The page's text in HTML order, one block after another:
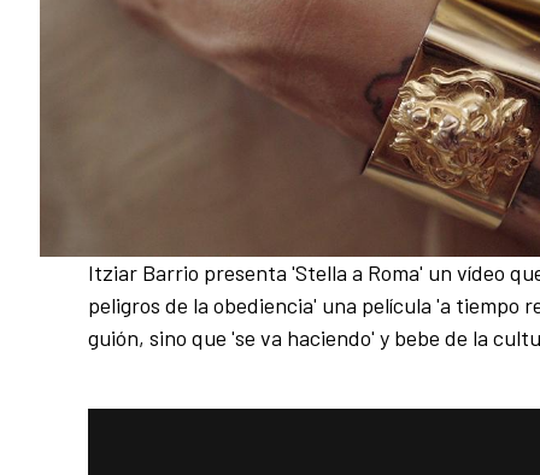
Itziar Barrio presenta 'Stella a Roma' un vídeo
peligros de la obediencia' una película 'a tiempo
guión, sino que 'se va haciendo' y bebe de la